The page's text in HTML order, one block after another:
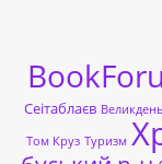
Сеітаблаєв
Том Круз Туризм